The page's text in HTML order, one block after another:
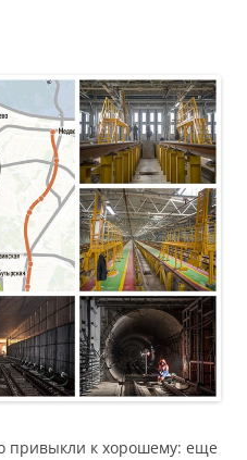
привыкли к хорошему: еще